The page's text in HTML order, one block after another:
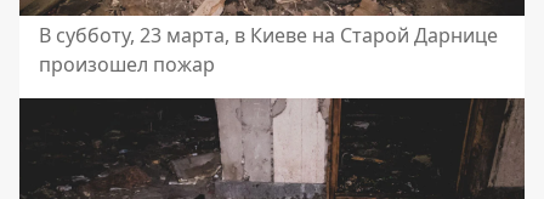
В субботу, 23 марта, в Киеве на Старой Дарнице
произошел пожар